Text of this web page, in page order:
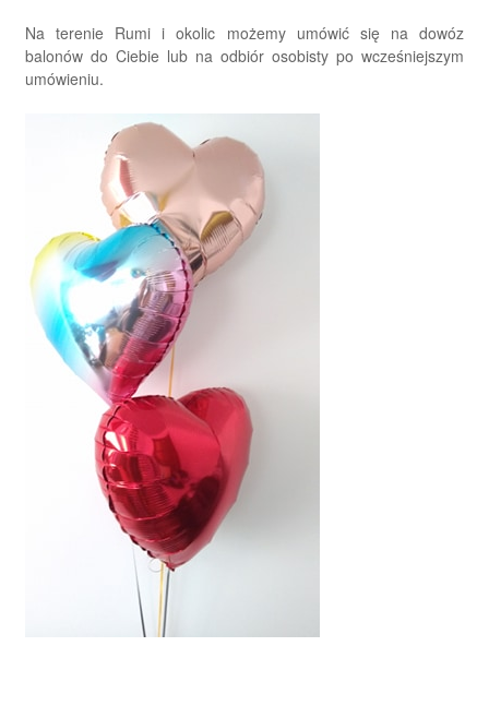
Na terenie Rumi i okolic możemy umówić się na dowóz
balonów do Ciebie lub na odbiór osobisty po wcześniejszym
umówieniu.